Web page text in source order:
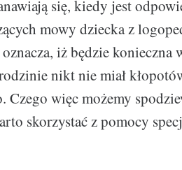
się, kiedy jest
mowy dziecka z
iż będzie konieczna
nikt nie miał
Czego więc możemy
skorzystać z pomocy